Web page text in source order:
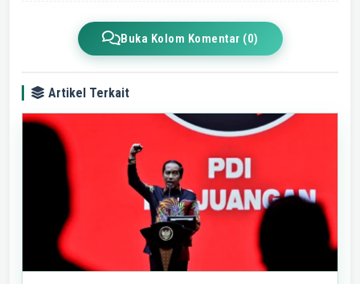
Buka Kolom Komentar (0)
Artikel Terkait